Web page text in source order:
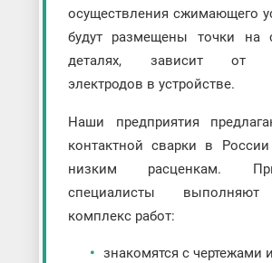
осуществления сжимающего
будут размещены точки на
деталях, зависит от
электродов в устройстве.
Наши предприятия
контактной сварки в
низким расценкам.
специалисты
комплекс работ:
знакомятся с чертежами